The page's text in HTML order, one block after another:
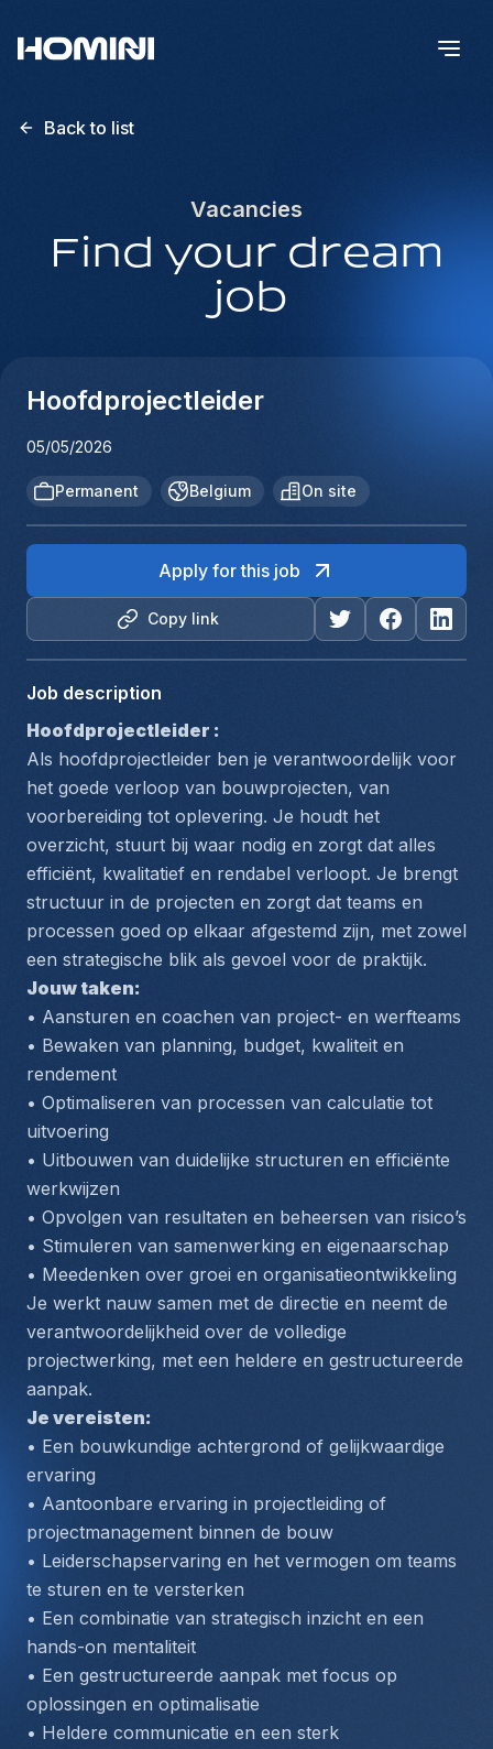
Back to list
Vacancies
Find your dream
job
Hoofdprojectleider
05/05/2026
Permanent Belgium On site
Copy link
Apply for this job
Job description
Hoofdprojectleider :
Als hoofdprojectleider ben je verantwoordelijk voor
het goede verloop van bouwprojecten, van
voorbereiding tot oplevering. Je houdt het
overzicht, stuurt bij waar nodig en zorgt dat alles
efficiënt, kwalitatief en rendabel verloopt. Je brengt
structuur in de projecten en zorgt dat teams en
processen goed op elkaar afgestemd zijn, met zowel
een strategische blik als gevoel voor de praktijk.
Jouw taken:
• Aansturen en coachen van project- en werfteams
• Bewaken van planning, budget, kwaliteit en
rendement
• Optimaliseren van processen van calculatie tot
uitvoering
• Uitbouwen van duidelijke structuren en efficiënte
werkwijzen
• Opvolgen van resultaten en beheersen van risico’s
• Stimuleren van samenwerking en eigenaarschap
• Meedenken over groei en organisatieontwikkeling
Je werkt nauw samen met de directie en neemt de
verantwoordelijkheid over de volledige
projectwerking, met een heldere en gestructureerde
aanpak.
Je vereisten:
• Een bouwkundige achtergrond of gelijkwaardige
ervaring
• Aantoonbare ervaring in projectleiding of
projectmanagement binnen de bouw
• Leiderschapservaring en het vermogen om teams
te sturen en te versterken
• Een combinatie van strategisch inzicht en een
hands-on mentaliteit
• Een gestructureerde aanpak met focus op
oplossingen en optimalisatie
• Heldere communicatie en een sterk